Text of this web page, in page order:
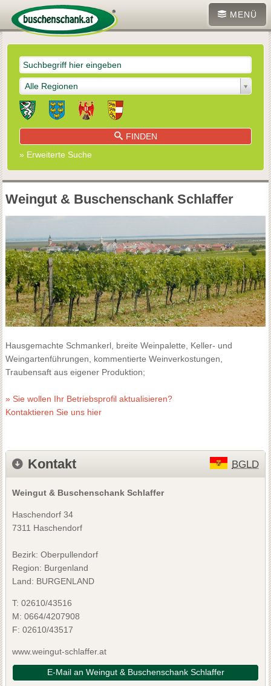
MENÜ
Alle Regionen
FINDEN
» Erweiterte Suche
Weingut & Buschenschank Schlaffer
Hausgemachte Schmankerl, breite Weinpalette, Keller- und
Weingartenführungen, kommentierte Weinverkostungen,
Traubensaft aus eigener Produktion;
» Sie wollen Ihr Betriebsprofil aktualisieren?
Kontaktieren Sie uns hier
Kontakt BGLD
Weingut & Buschenschank Schlaffer
Haschendorf 34
7311 Haschendorf
Bezirk: Oberpullendorf
Region: Burgenland
Land: BURGENLAND
T: 02610/43516
M: 0664/4207908
F: 02610/43517
www.weingut-schlaffer.at
E-Mail an Weingut & Buschenschank Schlaffer